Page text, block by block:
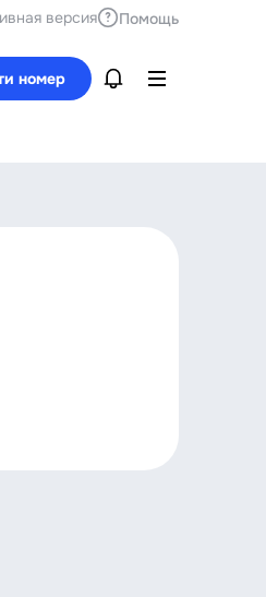
версия Помощь
номер